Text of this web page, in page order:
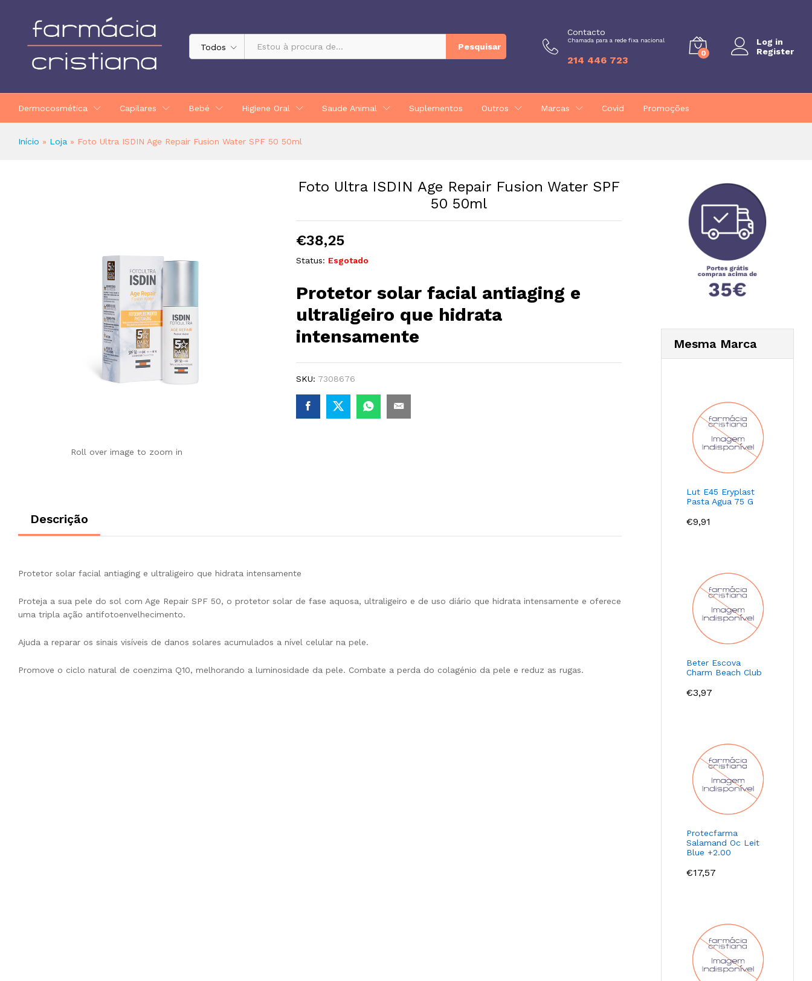
Todos Pesquisar
Contacto
Chamada para a rede fixa nacional
214 446 723
0
Log in
Register
Dermocosmética Capilares Bebé Higiene Oral Saude Animal Suplementos Outros Marcas Covid Promoções
Início » Loja » Foto Ultra ISDIN Age Repair Fusion Water SPF 50 50ml
Roll over image to zoom in
Foto Ultra ISDIN Age Repair Fusion Water SPF
50 50ml
€38,25
Status: Esgotado
Protetor solar facial antiaging e
ultraligeiro que hidrata
intensamente
SKU: 7308676
Descrição
Protetor solar facial antiaging e ultraligeiro que hidrata intensamente
Proteja a sua pele do sol com Age Repair SPF 50, o protetor solar de fase aquosa, ultraligeiro e de uso diário que hidrata intensamente e oferece
uma tripla ação antifotoenvelhecimento.
Ajuda a reparar os sinais visíveis de danos solares acumulados a nível celular na pele.
Promove o ciclo natural de coenzima Q10, melhorando a luminosidade da pele. Combate a perda do colagénio da pele e reduz as rugas.
Mesma Marca
Lut E45 Eryplast
Pasta Agua 75 G
€9,91
Beter Escova
Charm Beach Club
€3,97
Protecfarma
Salamand Oc Leit
Blue +2.00
€17,57